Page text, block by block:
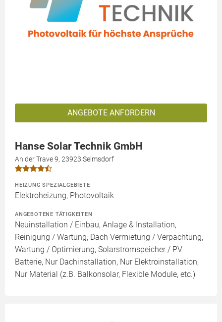
ANGEBOTE ANFORDERN
Hanse Solar Technik GmbH
An der Trave 9, 23923 Selmsdorf
HEIZUNG SPEZIALGEBIETE
Elektroheizung, Photovoltaik
ANGEBOTENE TÄTIGKEITEN
Neuinstallation / Einbau, Anlage & Installation,
Reinigung / Wartung, Dach Vermietung / Verpachtung,
Wartung / Optimierung, Solarstromspeicher / PV
Batterie, Nur Dachinstallation, Nur Elektroinstallation,
Nur Material (z.B. Balkonsolar, Flexible Module, etc.)